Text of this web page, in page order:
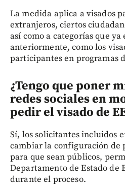
La medida aplica a visados
extranjeros, ciertos
así como a categorías que
anteriormente, como los
participantes en programas
¿Tengo que poner
redes sociales en
pedir el visado de
Sí, los solicitantes incluidos
cambiar la configuración de
para que sean públicos,
Departamento de Estado de
durante el proceso.